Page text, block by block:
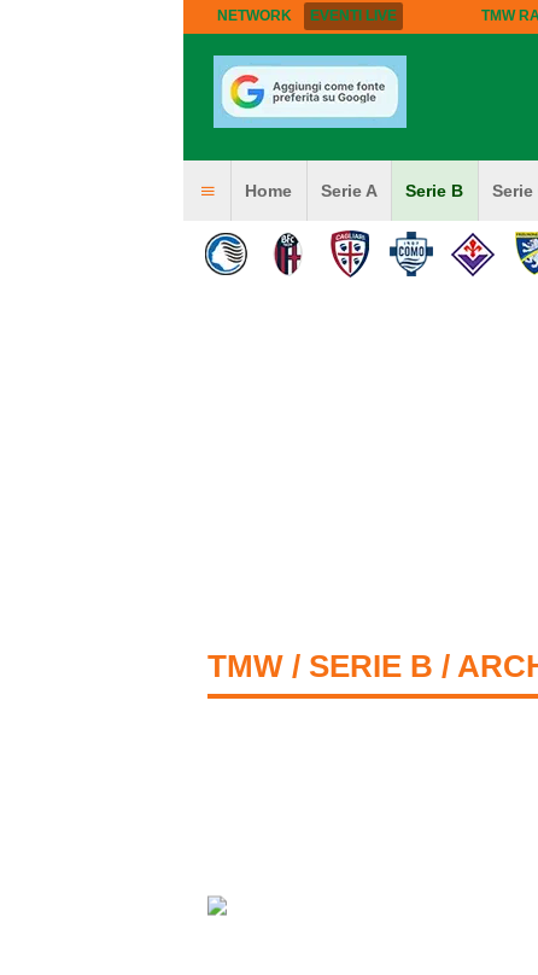
NETWORK EVENTI LIVE TMW
Home Serie A Serie B Serie
TMW / SERIE B /